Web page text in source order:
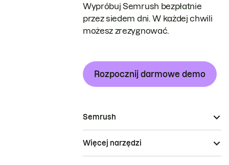
Wypróbuj Semrush bezpłatnie
przez siedem dni. W każdej chwili
możesz zrezygnować.
Rozpocznij darmowe demo
Semrush
Więcej narzędzi